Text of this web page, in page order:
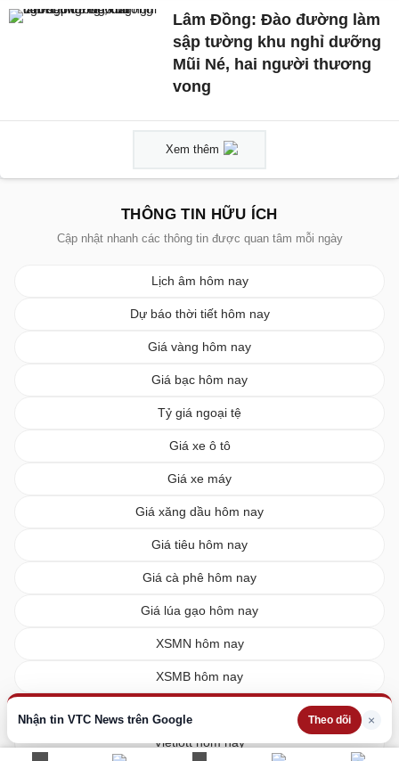
Nhận tin VTC News trên Google Theo dõi ×
Lâm Đồng: Đào đường làm
sập tường khu nghỉ dưỡng
Mũi Né, hai người thương
vong
Xem thêm
THÔNG TIN HỮU ÍCH
Cập nhật nhanh các thông tin được quan tâm mỗi ngày
Lịch âm hôm nay
Dự báo thời tiết hôm nay
Giá vàng hôm nay
Giá bạc hôm nay
Tỷ giá ngoại tệ
Giá xe ô tô
Giá xe máy
Giá xăng dầu hôm nay
Giá tiêu hôm nay
Giá cà phê hôm nay
Giá lúa gạo hôm nay
XSMN hôm nay
XSMB hôm nay
Vietlott hôm nay